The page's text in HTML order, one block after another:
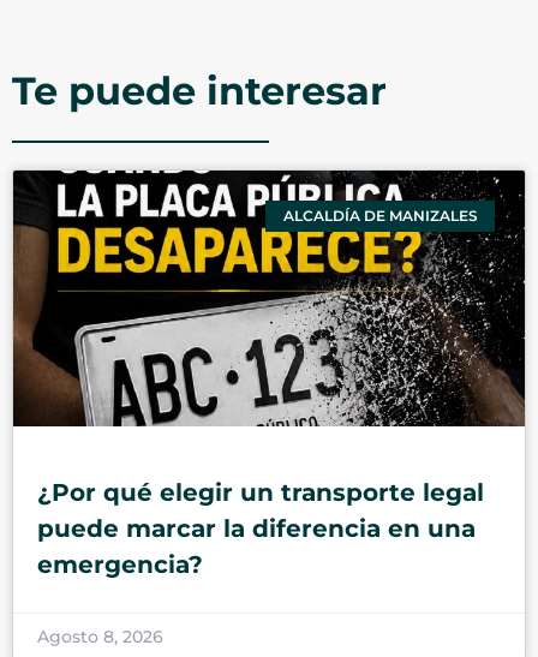
Te puede interesar
ALCALDÍA DE MANIZALES
¿Por qué elegir un transporte legal
puede marcar la diferencia en una
emergencia?
Agosto 8, 2026